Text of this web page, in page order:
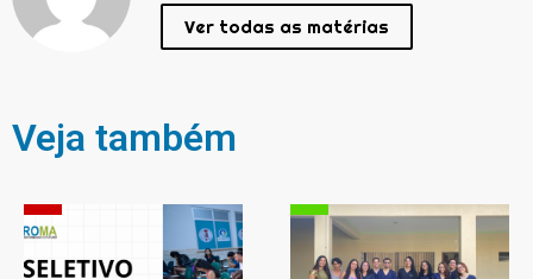
Ver todas as matérias
Veja também